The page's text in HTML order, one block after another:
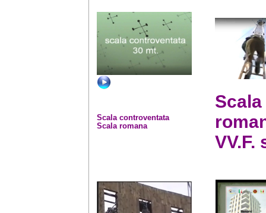
Scala controventata
Scala romana
Scala
VV.F.